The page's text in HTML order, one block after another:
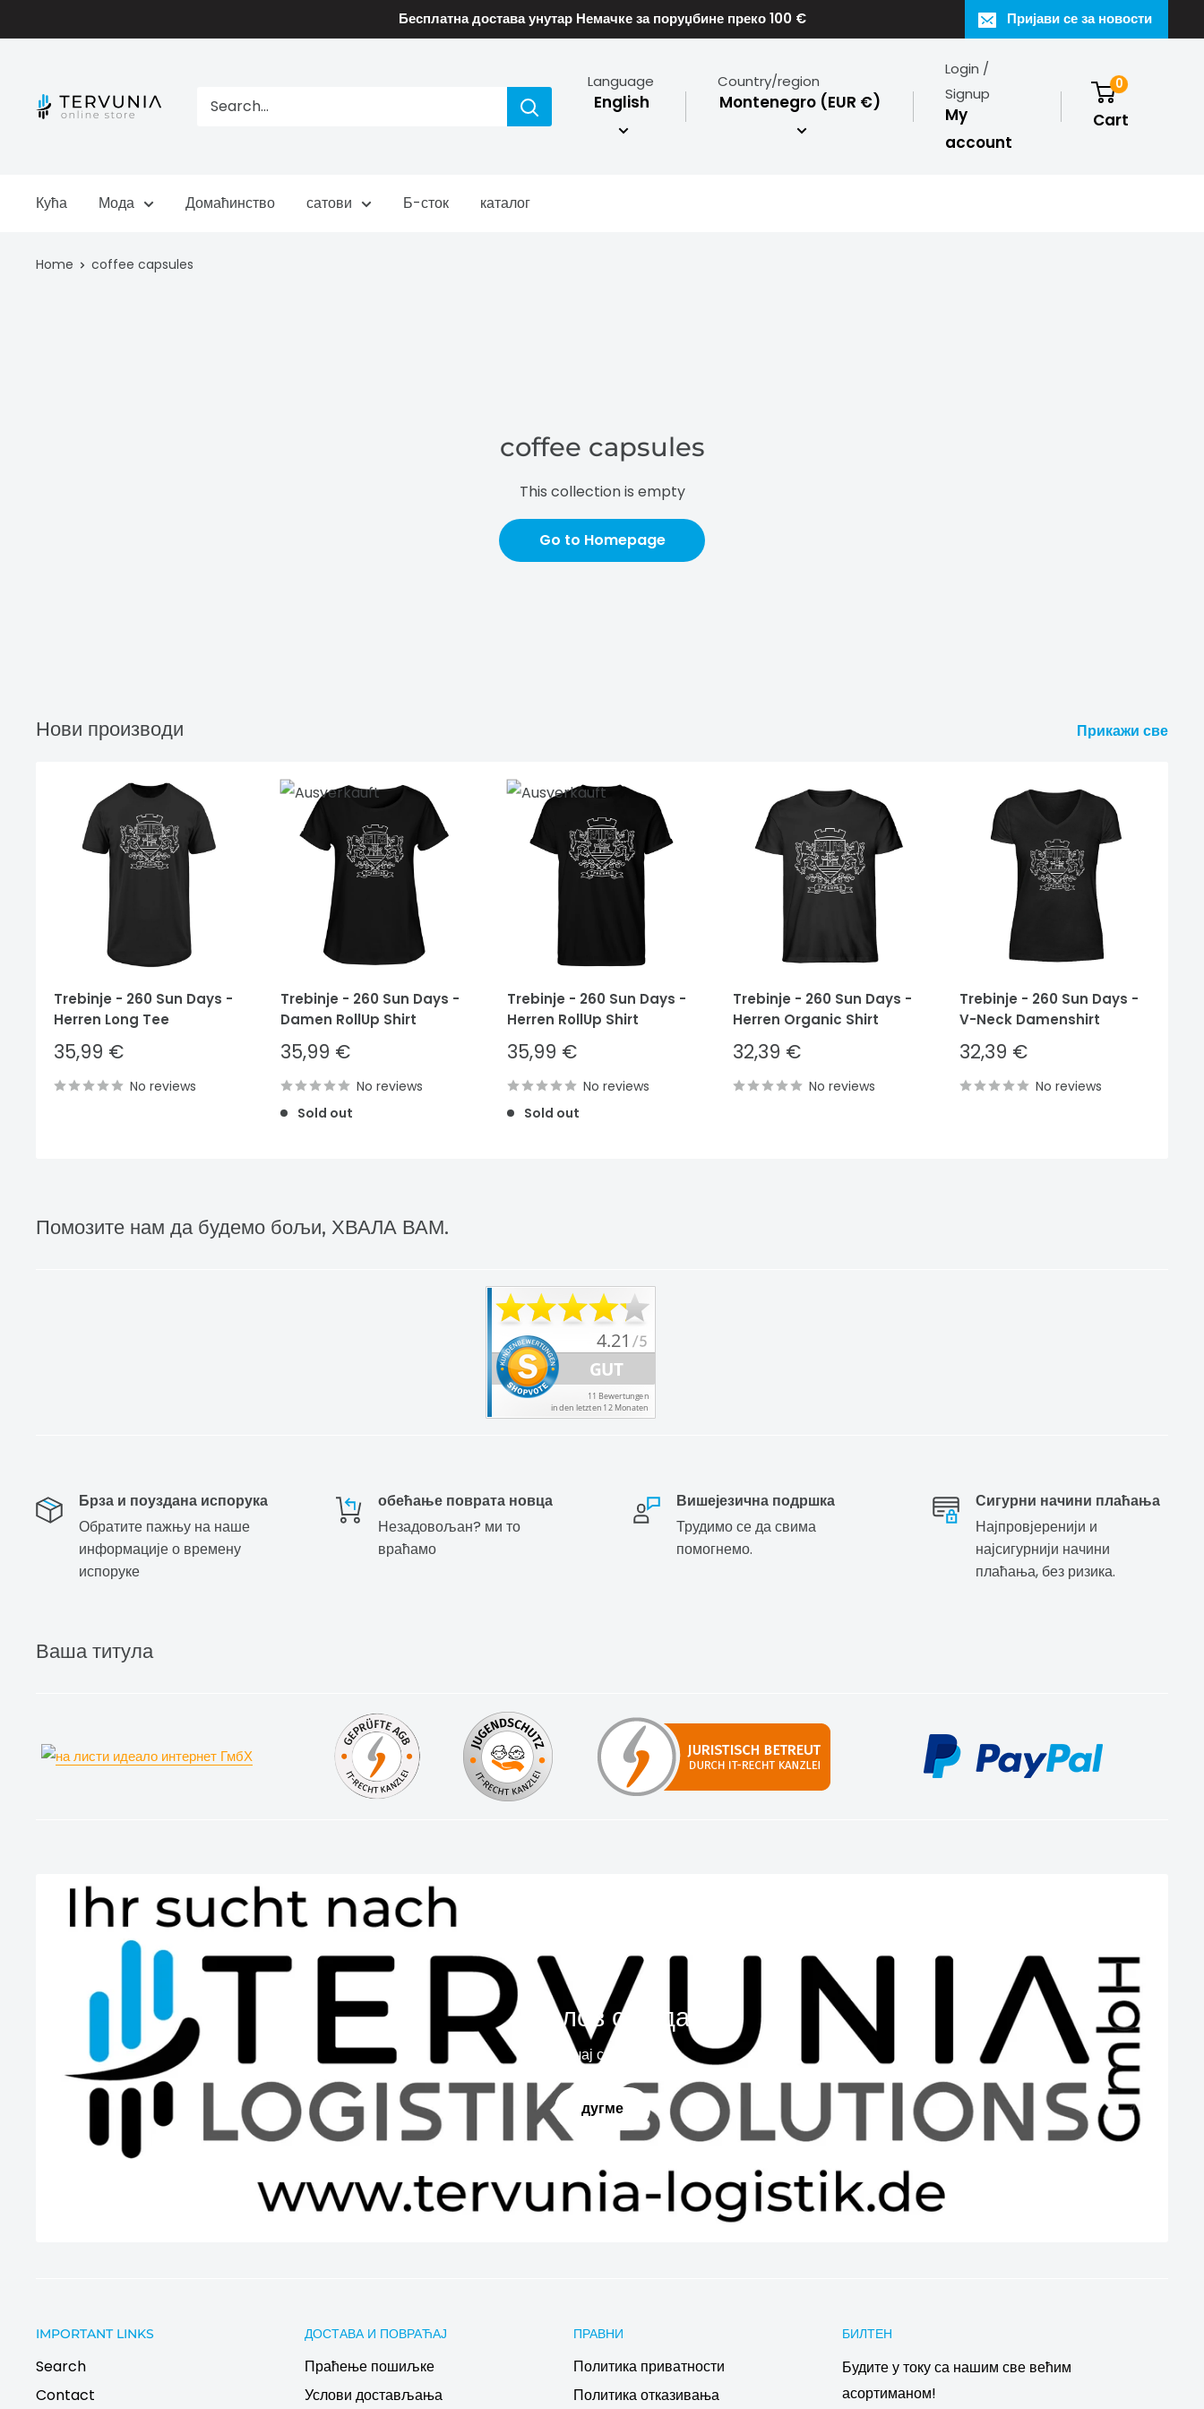
to
Бесплатна достава унутар Немачке за поруџбине преко 100 € Пријави се за новости
TERVUNIA
Language
English
Country/region
Montenegro (EUR €)
Login /
Signup
My
account
0
Cart
Кућа Мода Домаћинство сатови Б-сток каталог
Home coffee capsules
coffee capsules
This collection is empty
Go to Homepage
Нови производи Прикажи све
Trebinje - 260 Sun Days -
Herren Long Tee
Sale
price
35,99 €
No reviews
Trebinje - 260 Sun Days -
Damen RollUp Shirt
Sale
price
35,99 €
No reviews
Sold out
Trebinje - 260 Sun Days -
Herren RollUp Shirt
Sale
price
35,99 €
No reviews
Sold out
Trebinje - 260 Sun Days -
Herren Organic Shirt
Sale
price
32,39 €
No reviews
Trebinje - 260 Sun Days -
V-Neck Damenshirt
Sale
price
32,39 €
No reviews
Помозите нам да будемо бољи, ХВАЛА ВАМ.
Брза и поуздана испорука
Обратите пажњу на наше
информације о времену
испоруке
обећање поврата новца
Незадовољан? ми то
враћамо
Вишејезична подршка
Трудимо се да свима
помогнемо.
Сигурни начини плаћања
Најпровјеренији и
најсигурнији начини
плаћања, без ризика.
Ваша титула
Наслов слајда
Испричај своју причу
дугме
IMPORTANT LINKS
Search
Contact
ДОСТАВА И ПОВРАЋАЈ
Праћење пошиљке
Услови достављања
ПРАВНИ
Политика приватности
Политика отказивања
БИЛТЕН
Будите у току са нашим све већим
асортиманом!